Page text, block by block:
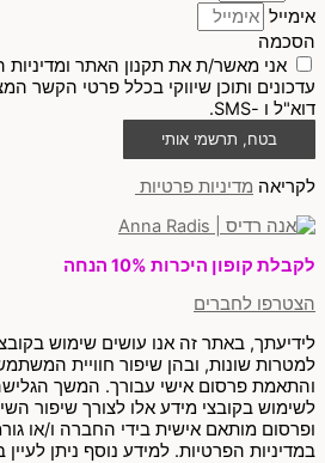
אימייל
הסכמה
אני מאשר/ת את תקנון האתר
עדכונים ותוכן שיווקי בכלל פרטי הקשר
דוא"ל ו -SMS.
בטח, תרשמי אותי
לקריאה מדיניות פרטיות
לקבלת קופון היכרות 10% הנחה
הצטרפו לחברים
למטרות שונות, ובהן שיפור חוויית
והתאמת פרסום אישי עבורך. המשך
לשימוש בקובצי מידע אלו לצורך שיפור
ופרסום מותאם אישית בידי החברה ו/או
במדיניות הפרטיות. למידע נוסף ניתן לעיין